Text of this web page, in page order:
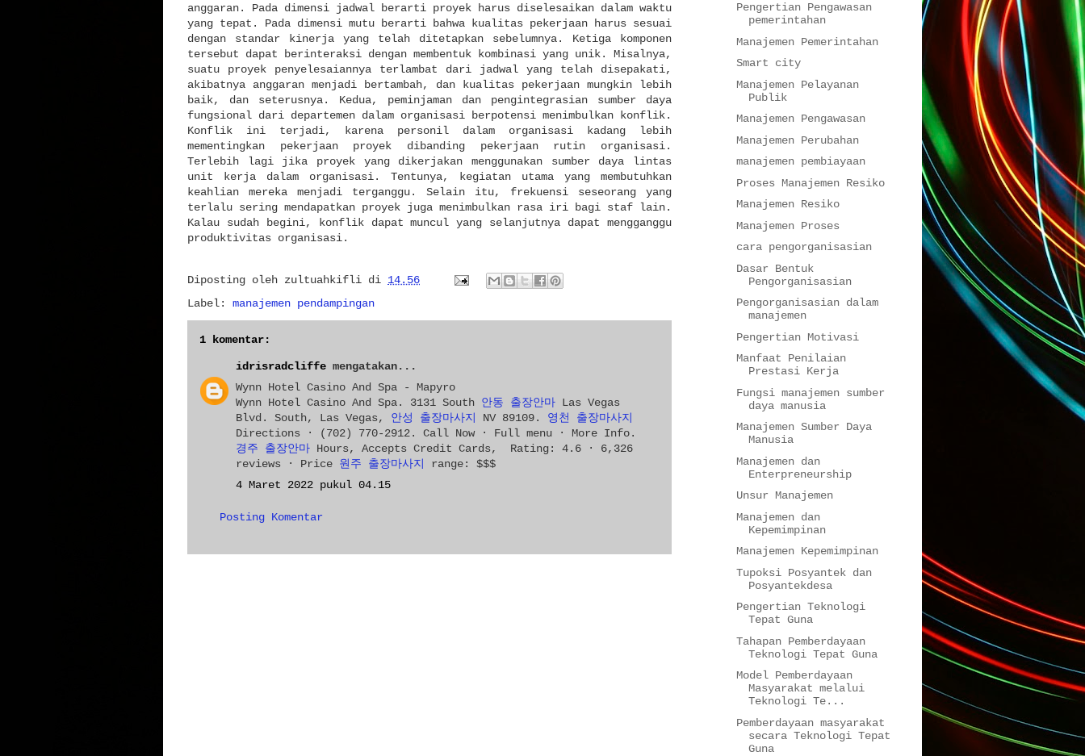
anggaran. Pada dimensi jadwal berarti proyek harus diselesaikan dalam waktu
yang tepat. Pada dimensi mutu berarti bahwa kualitas pekerjaan harus sesuai
dengan standar kinerja yang telah ditetapkan sebelumnya. Ketiga komponen
tersebut dapat berinteraksi dengan membentuk kombinasi yang unik. Misalnya,
suatu proyek penyelesaiannya terlambat dari jadwal yang telah disepakati,
akibatnya anggaran menjadi bertambah, dan kualitas pekerjaan mungkin lebih
baik, dan seterusnya. Kedua, peminjaman dan pengintegrasian sumber daya
fungsional dari departemen dalam organisasi berpotensi menimbulkan konflik.
Konflik ini terjadi, karena personil dalam organisasi kadang lebih
mementingkan pekerjaan proyek dibanding pekerjaan rutin organisasi.
Terlebih lagi jika proyek yang dikerjakan menggunakan sumber daya lintas
unit kerja dalam organisasi. Tentunya, kegiatan utama yang membutuhkan
keahlian mereka menjadi terganggu. Selain itu, frekuensi seseorang yang
terlalu sering mendapatkan proyek juga menimbulkan rasa iri bagi staf lain.
Kalau sudah begini, konflik dapat muncul yang selanjutnya dapat mengganggu
produktivitas organisasi.
Diposting oleh zultuahkifli di 14.56
Label: manajemen pendampingan
1 komentar:
idrisradcliffe mengatakan...
Wynn Hotel Casino And Spa - Mapyro
Wynn Hotel Casino And Spa. 3131 South 안동 출장안마 Las Vegas
Blvd. South, Las Vegas, 안성 출장마사지 NV 89109. 영천 출장마사지
Directions · (702) 770-2912. Call Now · Full menu · More Info.
경주 출장안마 Hours, Accepts Credit Cards, Rating: 4.6 · ‎6,326
reviews · ‎Price 원주 출장마사지
range: $$$
4 Maret 2022 pukul 04.15
Posting Komentar
Pengertian Pengawasan
pemerintahan
Manajemen Pemerintahan
Smart city
Manajemen Pelayanan
Publik
Manajemen Pengawasan
Manajemen Perubahan
manajemen pembiayaan
Proses Manajemen Resiko
Manajemen Resiko
Manajemen Proses
cara pengorganisasian
Dasar Bentuk
Pengorganisasian
Pengorganisasian dalam
manajemen
Pengertian Motivasi
Manfaat Penilaian
Prestasi Kerja
Fungsi manajemen sumber
daya manusia
Manajemen Sumber Daya
Manusia
Manajemen dan
Enterpreneurship
Unsur Manajemen
Manajemen dan
Kepemimpinan
Manajemen Kepemimpinan
Tupoksi Posyantek dan
Posyantekdesa
Pengertian Teknologi
Tepat Guna
Tahapan Pemberdayaan
Teknologi Tepat Guna
Model Pemberdayaan
Masyarakat melalui
Teknologi Te...
Pemberdayaan masyarakat
secara Teknologi Tepat
Guna